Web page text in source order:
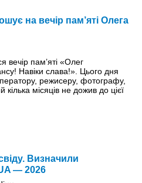
на вечір пам’яті Олега
вечір пам’яті «Олег
Навіки слава!». Цього дня
режисеру, фотографу,
місяців не дожив до цієї
Визначили
— 2026